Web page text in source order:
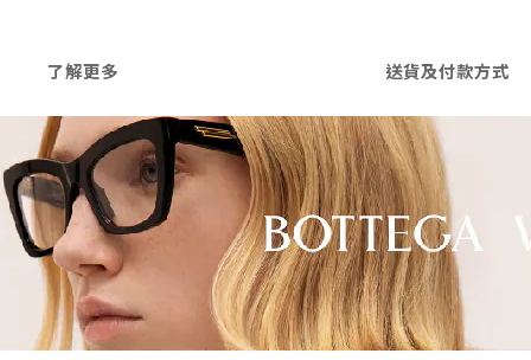
了解更多 送貨及付款方式